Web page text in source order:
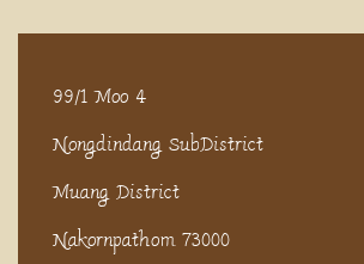
99/1 Moo 4
Nongdindang SubDistrict
Muang District
Nakornpathom 73000